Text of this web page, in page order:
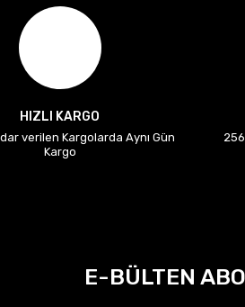
HIZLI KARGO
verilen Kargolarda Aynı Gün
Kargo
E-BÜLTEN